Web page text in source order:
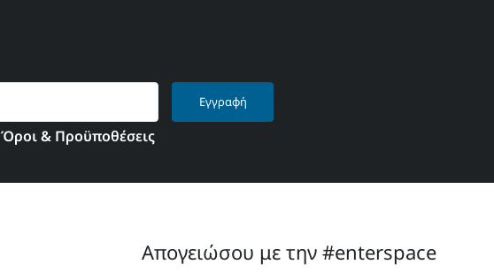
Εγγραφή
Όροι & Προϋποθέσεις
Απογειώσου με την #enterspace